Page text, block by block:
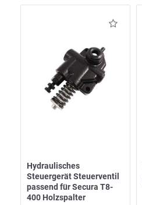
Hydraulisches
Steuergerät Steuerventil
passend für Secura T8-
400 Holzspalter